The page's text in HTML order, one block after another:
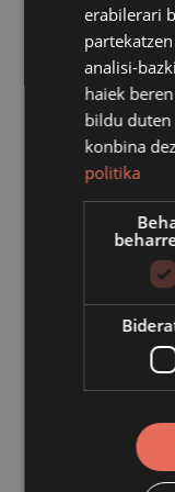
Escuderia Urraki
2023ko
emandako
Onuraduna:
Helburua:
13an XXIII.
Partida:
Interes
sustatzea.
Azpeitiko Udalak
printzipioaren
erabilerari
analisi-
haiek
bildu
konbina
politika